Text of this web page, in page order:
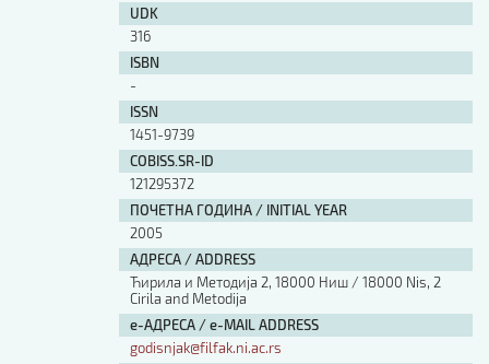
UDK
316
ISBN
-
ISSN
1451-9739
COBISS.SR-ID
121295372
ПОЧЕТНА ГОДИНА / INITIAL YEAR
2005
АДРЕСА / ADDRESS
Ћирила и Методија 2, 18000 Ниш / 18000 Nis, 2
Cirila and Metodija
е-АДРЕСА / e-MAIL ADDRESS
godisnjak@filfak.ni.ac.rs